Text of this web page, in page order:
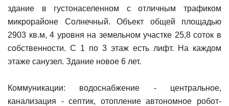
здание в густонаселенном с отличным трафиком
микрорайоне Солнечный. Объект общей площадью
2903 кв.м, 4 уровня на земельном участке 25,8 соток в
собственности. С 1 по 3 этаж есть лифт. На каждом
этаже санузел. Здание новое 6 лет.
Коммуникации: водоснабжение - центральное,
канализация - септик, отопление автономное робот-